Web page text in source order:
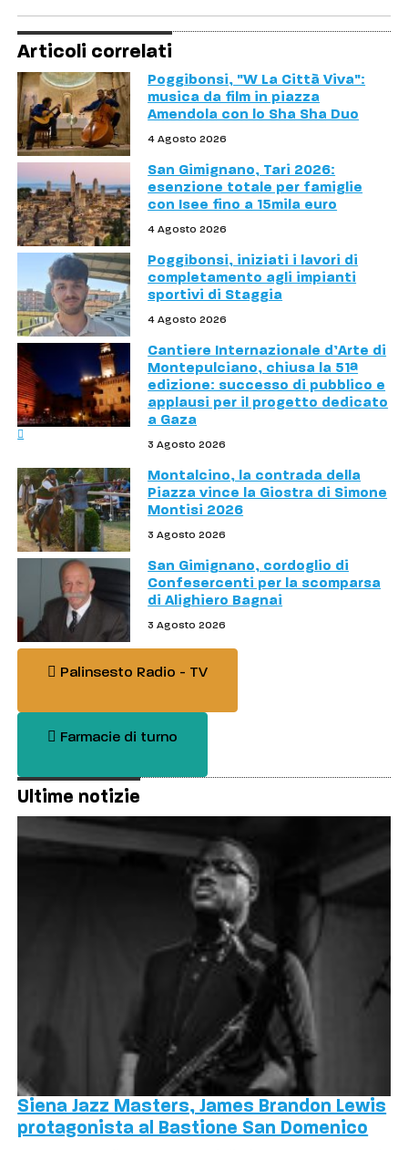
Articoli correlati
Poggibonsi, "W La Città Viva":
musica da film in piazza
Amendola con lo Sha Sha Duo
4 Agosto 2026
San Gimignano, Tari 2026:
esenzione totale per famiglie
con Isee fino a 15mila euro
4 Agosto 2026
Poggibonsi, iniziati i lavori di
completamento agli impianti
sportivi di Staggia
4 Agosto 2026
Cantiere Internazionale d’Arte di
Montepulciano, chiusa la 51ª
edizione: successo di pubblico e
applausi per il progetto dedicato
a Gaza
3 Agosto 2026
Montalcino, la contrada della
Piazza vince la Giostra di Simone
Montisi 2026
3 Agosto 2026
San Gimignano, cordoglio di
Confesercenti per la scomparsa
di Alighiero Bagnai
3 Agosto 2026
Palinsesto Radio - TV
Farmacie di turno
Ultime notizie
Siena Jazz Masters, James Brandon Lewis
protagonista al Bastione San Domenico